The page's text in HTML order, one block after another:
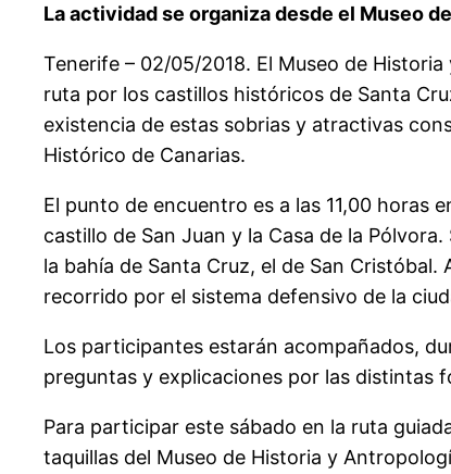
La actividad se organiza desde el Museo
Tenerife – 02/05/2018. El Museo de
ruta por los castillos históricos de Santa
existencia de estas sobrias y atractivas
Histórico de Canarias.
El punto de encuentro es a las 11,00 horas
castillo de San Juan y la Casa de la
la bahía de Santa Cruz, el de San
recorrido por el sistema defensivo de la
Los participantes estarán acompañados,
preguntas y explicaciones por las distintas
Para participar este sábado en la ruta
taquillas del Museo de Historia y